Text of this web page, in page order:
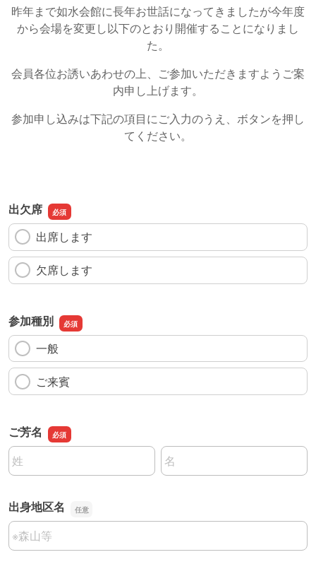
昨年まで如水会館に長年お世話になってきましたが今年度
から会場を変更し以下のとおり開催することになりまし
た。
会員各位お誘いあわせの上、ご参加いただきますようご案
内申し上げます。
参加申し込みは下記の項目にご入力のうえ、ボタンを押し
てください。
出欠席
出席します
欠席します
参加種別
一般
ご来賓
ご芳名
名前の姓
名前の名
出身地区名
出身地区名